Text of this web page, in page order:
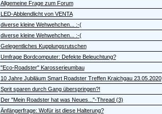
Allgemeine Frage zum Forum
LED-Abblendlicht von VENTA
diverse kleine Wehwehchen... :-(
diverse kleine Wehwehchen... :-(
Gelegentliches Kupplungsrutschen
Umfrage Bordcomputer: Defekte Beleuchtung?
"Eco-Roadster" Karosserieumbau
10 Jahre Jubiläum Smart Roadster Treffen Kraichgau 23.05.2020
Sprit sparen durch Gang überspringen?!
Der "Mein Roadster hat was Neues..."-Thread (3)
Änfängerfrage: Wofür ist diese Halterung?